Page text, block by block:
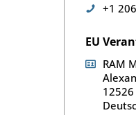
+1
EU
RAM